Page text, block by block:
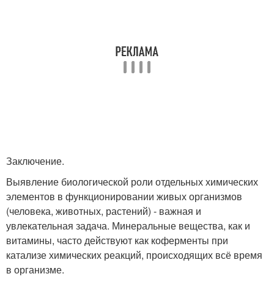
Заключение.
Выявление биологической роли отдельных химических
элементов в функционировании живых организмов
(человека, животных, растений) - важная и
увлекательная задача. Минеральные вещества, как и
витамины, часто действуют как коферменты при
катализе химических реакций, происходящих всё время
в организме.